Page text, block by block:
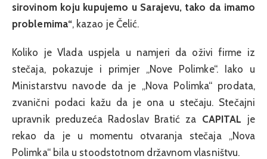
sirovinom koju kupujemo u Sarajevu, tako da imamo
problemima“, kazao je Čelić.
Koliko je Vlada uspjela u namjeri da oživi firme iz
stečaja, pokazuje i primjer „Nove Polimke“. Iako u
Ministarstvu navode da je „Nova Polimka“ prodata,
zvanični podaci kažu da je ona u stečaju. Stečajni
upravnik preduzeća Radoslav Bratić za CAPITAL je
rekao da je u momentu otvaranja stečaja „Nova
Polimka“ bila u stoodstotnom državnom vlasništvu.